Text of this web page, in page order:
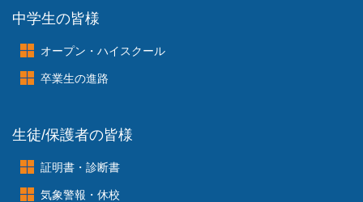
中学生の皆様
オープン・ハイスクール
卒業生の進路
生徒/保護者の皆様
証明書・診断書
気象警報・休校